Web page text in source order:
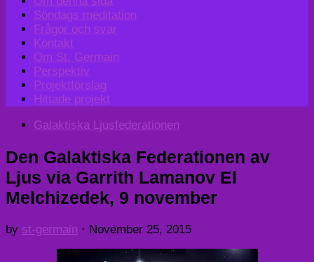
Söndags meditation
Frågor och svar
Kontakt
Om St. Germain
Perspektiv
Projektförslag
Hittade projekt
Galaktiska Ljusfederationen
Den Galaktiska Federationen av
Ljus via Garrith Lamanov El
Melchizedek, 9 november
by st-germain · November 25, 2015